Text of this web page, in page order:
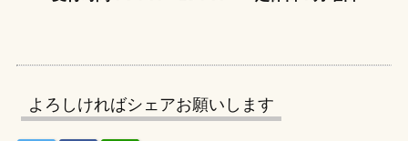
よろしければシェアお願いします